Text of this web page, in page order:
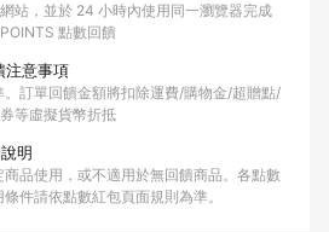
站，並於 24 小時內使用同一瀏覽器完成
點數回饋
注意事項
訂單回饋金額將扣除運費/購物金/超贈點/
等虛擬貨幣折抵
明
品使用，或不適用於無回饋商品。各點數
件請依點數紅包頁面規則為準。